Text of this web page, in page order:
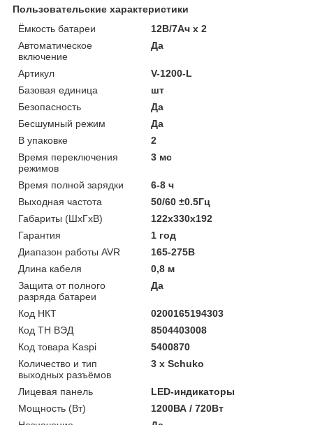
Пользовательские характеристики
Ёмкость батареи
12В/7Ач х 2
Автоматическое
включение
Да
Артикул
V-1200-L
Базовая единица
шт
Безопасность
Да
Бесшумный режим
Да
В упаковке
2
Время переключения
режимов
3 мс
Время полной зарядки
6-8 ч
Выходная частота
50/60 ±0.5Гц
Габариты (ШхГхВ)
122x330x192
Гарантия
1 год
Диапазон работы AVR
165-275В
Длина кабеля
0,8 м
Защита от полного
разряда батареи
Да
Код НКТ
0200165194303
Код ТН ВЭД
8504403008
Код товара Kaspi
5400870
Количество и тип
выходных разъёмов
3 х Schuko
Лицевая панель
LED-индикаторы
Мощность (Bт)
1200ВА / 720Вт